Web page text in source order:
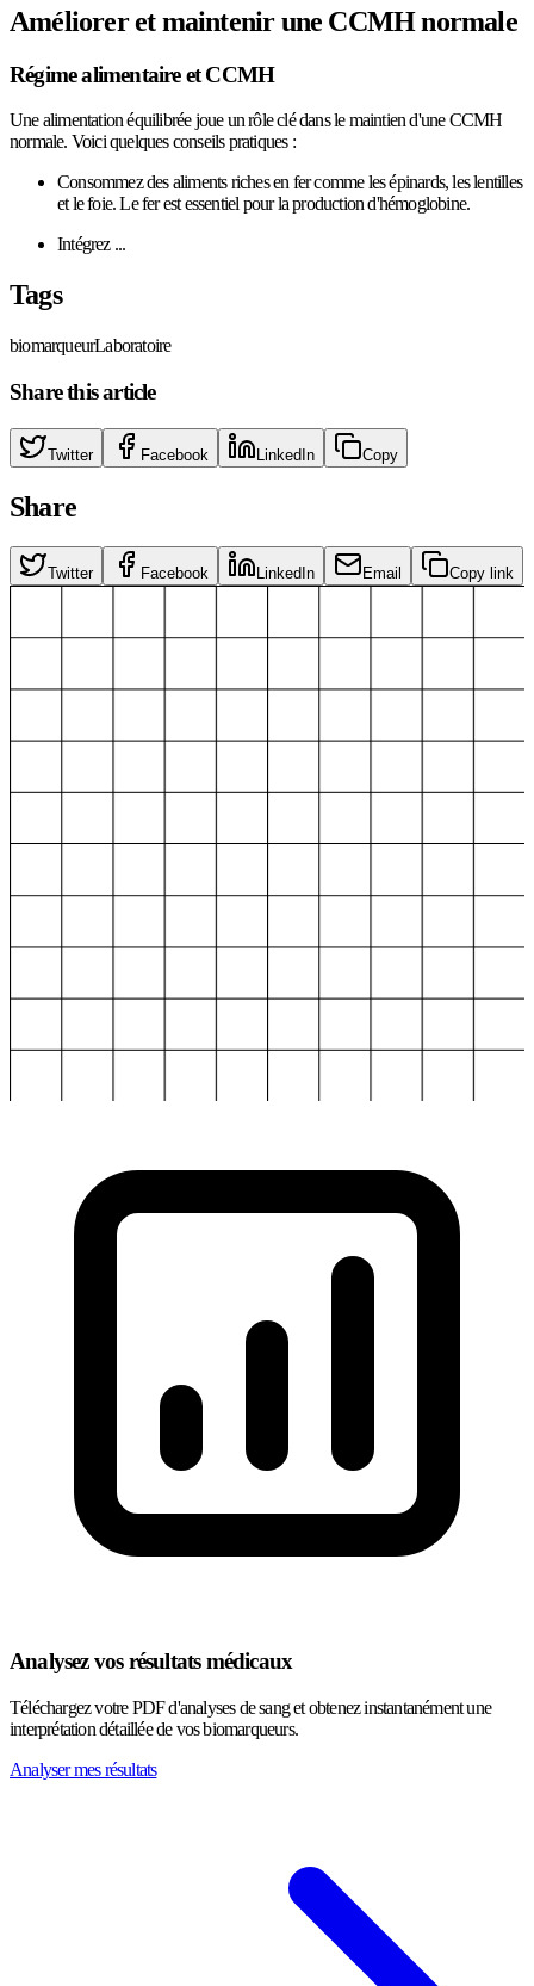
Améliorer et maintenir une CCMH normale
Régime alimentaire et CCMH
Une alimentation équilibrée joue un rôle clé dans le maintien d'une CCMH
normale. Voici quelques conseils pratiques :
Consommez des aliments riches en fer comme les épinards, les lentilles
et le foie. Le fer est essentiel pour la production d'hémoglobine.
Intégrez ...
Tags
biomarqueurLaboratoire
Share this article
Twitter Facebook LinkedIn Copy
Share
Twitter Facebook LinkedIn Email Copy link
Analysez vos résultats médicaux
Téléchargez votre PDF d'analyses de sang et obtenez instantanément une
interprétation détaillée de vos biomarqueurs.
Analyser mes résultats